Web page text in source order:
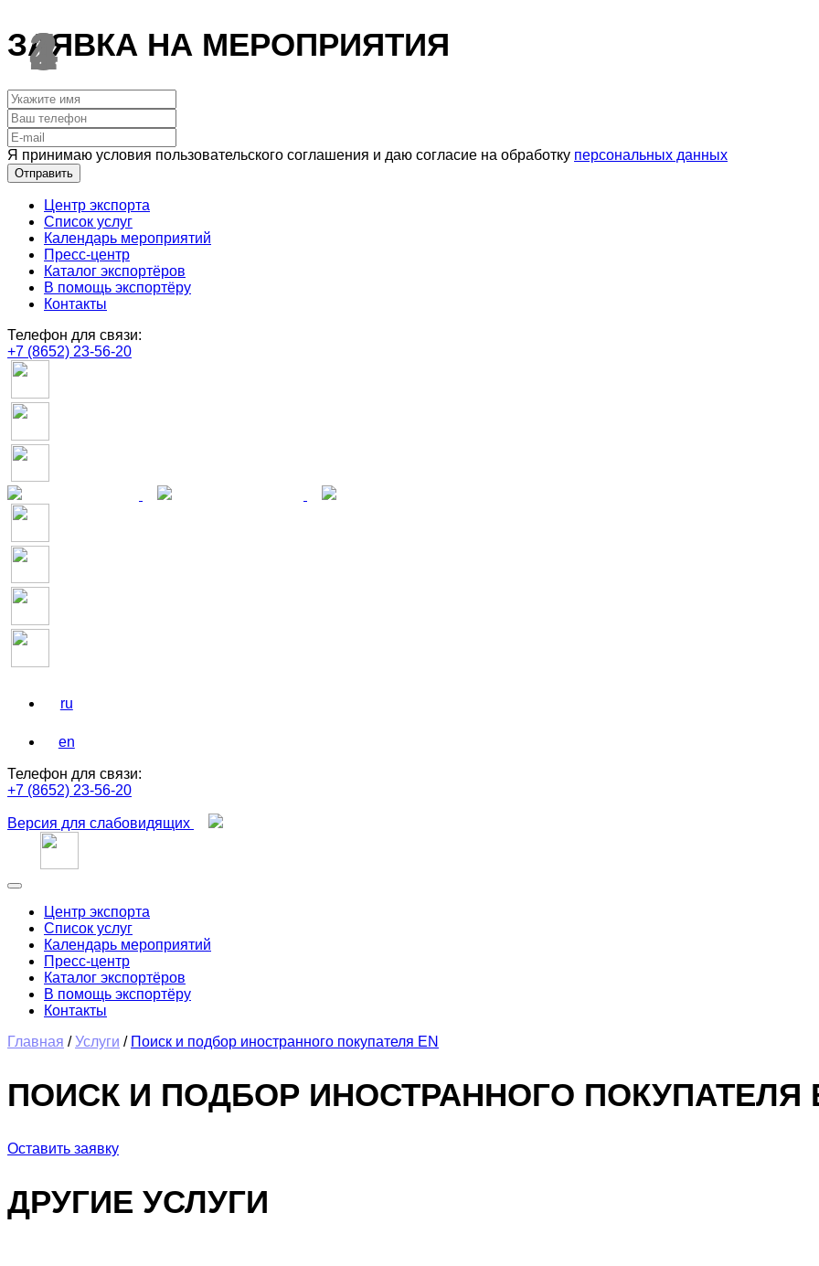
ЗАЯВКА НА МЕРОПРИЯТИЯ
Я принимаю условия пользовательского соглашения и даю согласие на обработку персональных данных
Отправить
Центр экспорта
Список услуг
Календарь мероприятий
Пресс-центр
Каталог экспортёров
В помощь экспортёру
Контакты
Телефон для связи:
+7 (8652) 23-56-20
ru
en
Телефон для связи:
+7 (8652) 23-56-20
Версия для слабовидящих
Центр экспорта
Список услуг
Календарь мероприятий
Пресс-центр
Каталог экспортёров
В помощь экспортёру
Контакты
Главная /Услуги / Поиск и подбор иностранного покупателя EN
ПОИСК И ПОДБОР ИНОСТРАННОГО ПОКУПАТЕЛЯ
Оставить заявку
ДРУГИЕ УСЛУГИ
1
2
3
4